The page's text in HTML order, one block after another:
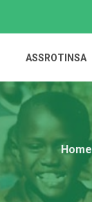
ASSROTINSA
Home